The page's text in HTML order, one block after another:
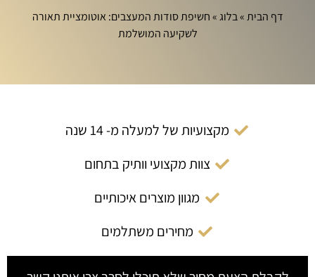
דף הבית»בלוג»חשיפת סודות המעצבים: אוטומציית תאורה
לשקיעה המושלמת
מקצועיות של למעלה מ- 14 שנה
צוות מקצועי וותיק בתחום
מגוון מוצרים איכותיים
מחירים משתלמים